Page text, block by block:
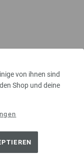
von ihnen sind
Shop und deine
10 x 10 cm
25 Reihen,
19 Maschen